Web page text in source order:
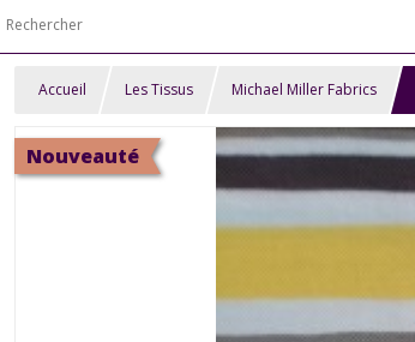
Accueil Les Tissus Michael Miller Fabrics
Nouveauté